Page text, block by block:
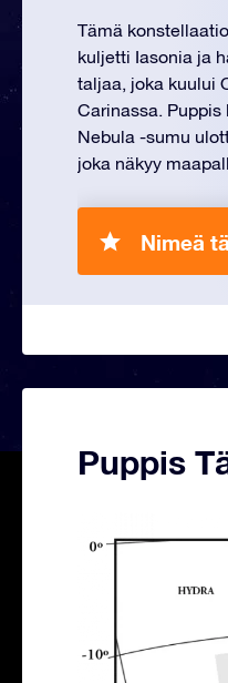
Tämä
kuljetti Iasonia ja
taljaa, joka kuului
Carinassa. Puppis
Nebula -sumu
joka näkyy
Nimeä
Puppis